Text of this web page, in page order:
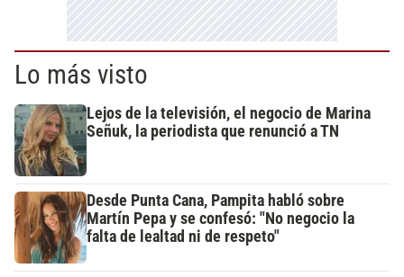
Lo más visto
Lejos de la televisión, el negocio de Marina
Señuk, la periodista que renunció a TN
Desde Punta Cana, Pampita habló sobre
Martín Pepa y se confesó: "No negocio la
falta de lealtad ni de respeto"